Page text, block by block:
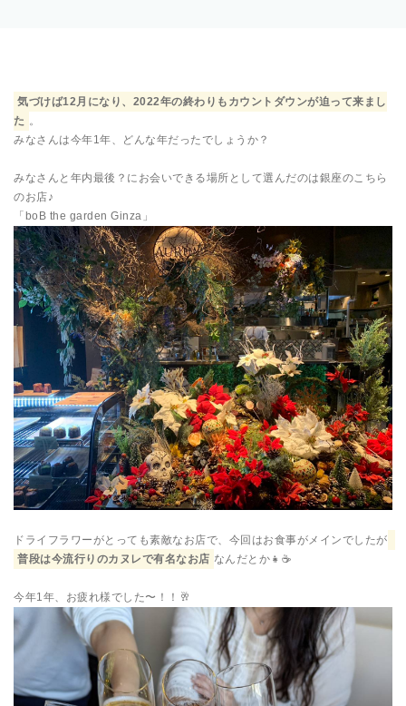
気づけば12月になり、2022年の終わりもカウントダウンが迫って来まし
た 。
みなさんは今年1年、どんな年だったでしょうか？
みなさんと年内最後？にお会いできる場所として選んだのは銀座のこちら
のお店♪
「boB the garden Ginza」
ドライフラワーがとっても素敵なお店で、今回はお食事がメインでしたが
普段は今流行りのカヌレで有名なお店 なんだとか👧☕️
今年1年、お疲れ様でした〜！！🥂